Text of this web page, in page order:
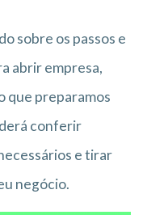
sobre os passos e
abrir empresa,
que preparamos
conferir
e tirar
negócio.